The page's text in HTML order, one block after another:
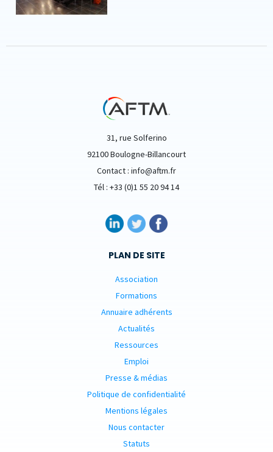
31, rue Solferino
92100 Boulogne-Billancourt
Contact : info@aftm.fr
Tél : +33 (0)1 55 20 94 14
PLAN DE SITE
Association
Formations
Annuaire adhérents
Actualités
Ressources
Emploi
Presse & médias
Politique de confidentialité
Mentions légales
Nous contacter
Statuts